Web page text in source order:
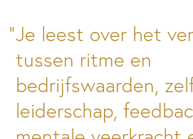
Je leest over het
tussen ritme en
bedrijfswaarden,
leiderschap,